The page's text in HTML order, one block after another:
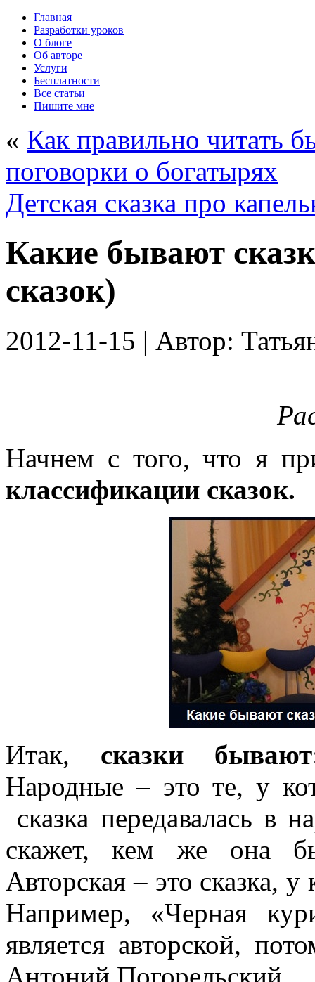
Главная
Разработки уроков
О блоге
Об авторе
Услуги
Бесплатности
Все статьи
Пишите мне
« Как правильно читать
поговорки о богатырях
Детская сказка про
Какие бывают
сказок)
2012-11-15 | Автор:
Начнем с того, что я
классификации сказок.
Итак, сказки
Народные – это те, у
сказка передавалась в
скажет, кем же она
Авторская – это сказка, у
Например, «Черная
является авторской,
Антоний Погорельский.